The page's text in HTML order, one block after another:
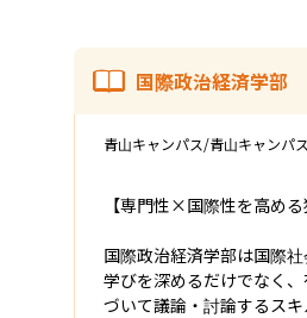
国際政治経済学部
青山キャンパス/青山キャンパ
【専門性×国際性を高め
国際政治経済学部は国際
学びを深めるだけでなく
づいて議論・討論するス